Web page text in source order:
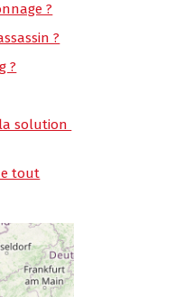
?
?
?
solution
tout